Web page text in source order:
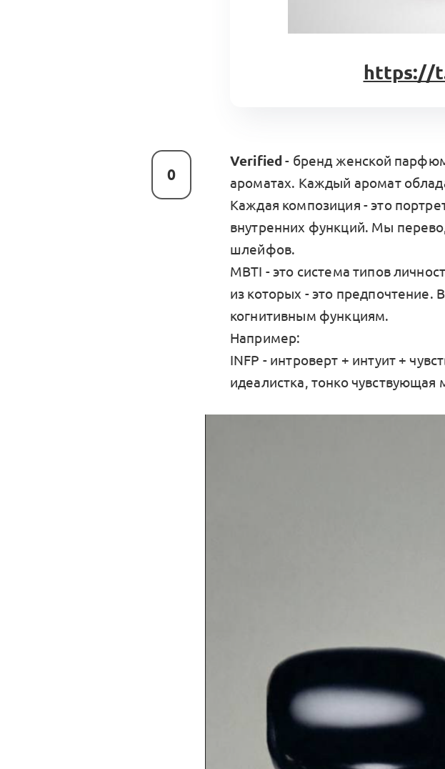
https://
0
Verified - бренд женской
ароматах. Каждый аромат
Каждая композиция - это
внутренних функций. Мы
шлейфов.
MBTI - это система типов
из которых - это предпочтение.
когнитивным функциям.
Например:
INFP - интроверт + интуит +
идеалистка, тонко чувствующая